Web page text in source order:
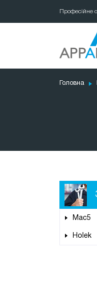
Професійне
Головна
Mac5
Holek